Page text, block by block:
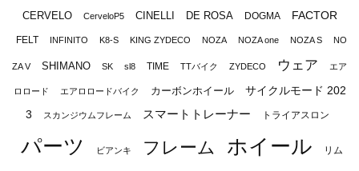
CERVELO CerveloP5 CINELLI DE ROSA DOGMA FACTOR
FELT INFINITO K8-S KING ZYDECO NOZA NOZA one NOZA S NO
ZA V SHIMANO SK sl8 TIME TTバイク ZYDECO ウェア エア
ロロード エアロロードバイク カーボンホイール
サイクルモード 202
3
スカンジウムフレーム スマートトレーナー トライアスロン
パーツ ビアンキ フレーム ホイール リム